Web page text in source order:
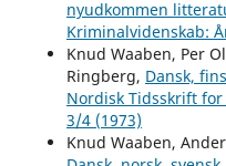
nyudkommen
Kriminalvidenskab:
Knud Waaben, Per
Ringberg, Dansk,
Nordisk Tidsskrift
3/4 (1973)
Knud Waaben,